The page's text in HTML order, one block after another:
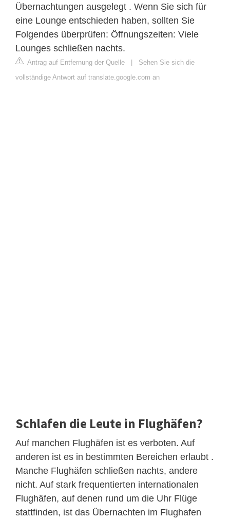
Übernachtungen ausgelegt . Wenn Sie sich für
eine Lounge entschieden haben, sollten Sie
Folgendes überprüfen: Öffnungszeiten: Viele
Lounges schließen nachts.
Antrag auf Entfernung der Quelle | Sehen Sie sich die
vollständige Antwort auf translate.google.com an
Schlafen die Leute in Flughäfen?
Auf manchen Flughäfen ist es verboten. Auf
anderen ist es in bestimmten Bereichen erlaubt .
Manche Flughäfen schließen nachts, andere
nicht. Auf stark frequentierten internationalen
Flughäfen, auf denen rund um die Uhr Flüge
stattfinden, ist das Übernachten im Flughafen